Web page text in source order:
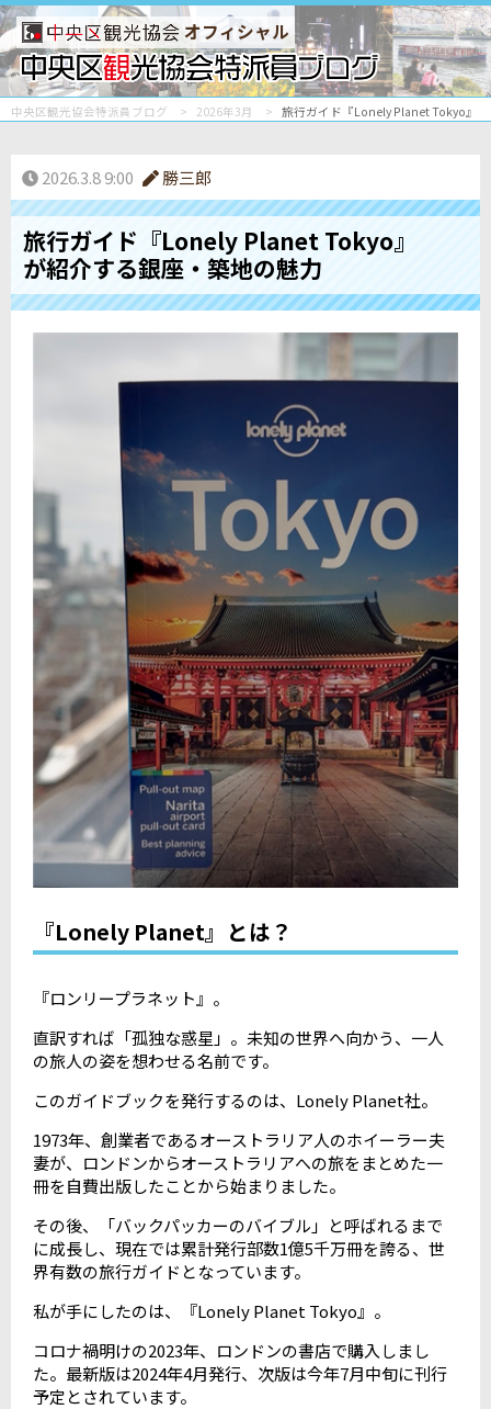
オフィシャル
中央区観光協会特派員ブログ 2026年3月 旅行ガイド『Lonely Planet Tokyo』
2026.3.8 9:00 勝三郎
旅行ガイド『Lonely Planet Tokyo』
が紹介する銀座・築地の魅力
『Lonely Planet』とは？
『ロンリープラネット』。
直訳すれば「孤独な惑星」。未知の世界へ向かう、一人
の旅人の姿を想わせる名前です。
このガイドブックを発行するのは、Lonely Planet社。
1973年、創業者であるオーストラリア人のホイーラー夫
妻が、ロンドンからオーストラリアへの旅をまとめた一
冊を自費出版したことから始まりました。
その後、「バックパッカーのバイブル」と呼ばれるまで
に成長し、現在では累計発行部数1億5千万冊を誇る、世
界有数の旅行ガイドとなっています。
私が手にしたのは、『Lonely Planet Tokyo』。
コロナ禍明けの2023年、ロンドンの書店で購入しまし
た。最新版は2024年4月発行、次版は今年7月中旬に刊行
予定とされています。